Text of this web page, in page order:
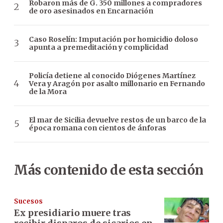
Robaron más de G. 350 millones a compradores
de oro asesinados en Encarnación
Caso Roselín: Imputación por homicidio doloso
apunta a premeditación y complicidad
Policía detiene al conocido Diógenes Martínez
Vera y Aragón por asalto millonario en Fernando
de la Mora
El mar de Sicilia devuelve restos de un barco de la
época romana con cientos de ánforas
Más contenido de esta sección
Sucesos
Ex presidiario muere tras